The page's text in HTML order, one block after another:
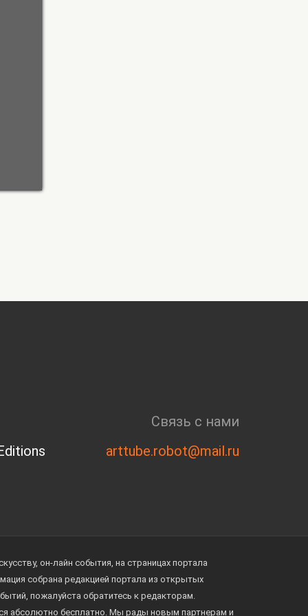
Связь с нами
arttube.robot@mail.ru
он-лайн события, на страницах портала
собрана редакцией портала из открытых
пожалуйста обратитесь к редакторам.
абсолютно бесплатно. Мы рады новым партнерам и